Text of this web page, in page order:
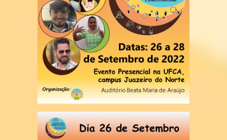
Atividades Complementares
Trabalho de Conclusão de Curso
Estágio
Infraestrutura
Laboratório de LEPEVLibras